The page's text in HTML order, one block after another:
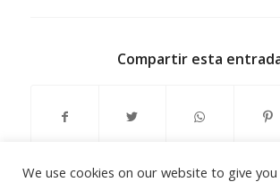
Compartir esta
We use cookies on our website to give